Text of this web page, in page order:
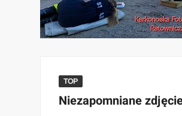
TOP
Niezapomniane